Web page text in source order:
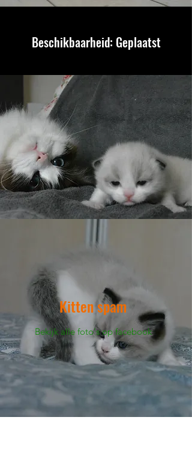
Beschikbaarheid: Geplaatst
Kitten spam
Bekijk alle foto's op facebook